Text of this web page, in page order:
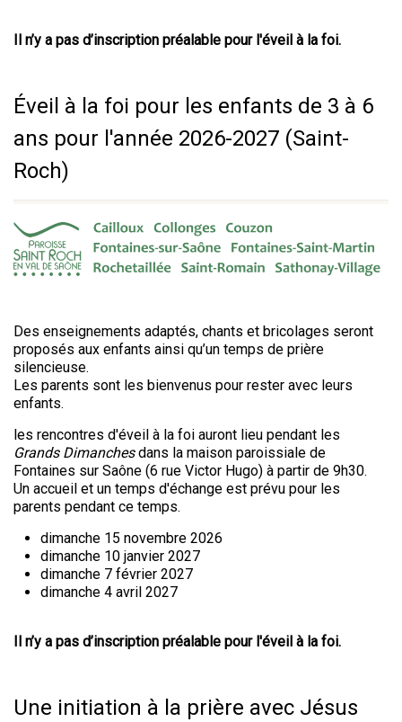
Il n’y a pas d’inscription préalable pour l'éveil à la foi.
Éveil à la foi pour les enfants de 3 à 6
ans pour l'année 2026-2027 (Saint-
Roch)
Des enseignements adaptés, chants et bricolages seront
proposés aux enfants ainsi qu’un temps de prière
silencieuse.
Les parents sont les bienvenus pour rester avec leurs
enfants.
les rencontres d'éveil à la foi auront lieu pendant les
Grands Dimanchesdans la maison paroissiale de
Fontaines sur Saône (6 rue Victor Hugo) à partir de 9h30.
Un accueil et un temps d'échange est prévu pour les
parents pendant ce temps.
dimanche 15 novembre 2026
dimanche 10 janvier 2027
dimanche 7 février 2027
dimanche 4 avril 2027
Il n’y a pas d’inscription préalable pour l'éveil à la foi.
Une initiation à la prière avec Jésus